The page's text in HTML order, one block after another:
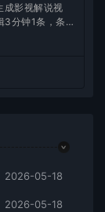
成影视解说视
3分钟1条，条条
2026-05-18
2026-05-18